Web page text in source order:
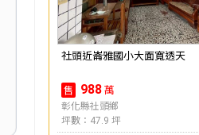
社頭近崙雅國小大面寬透天
售 988 萬
彰化縣社頭鄉
坪數：47.9 坪